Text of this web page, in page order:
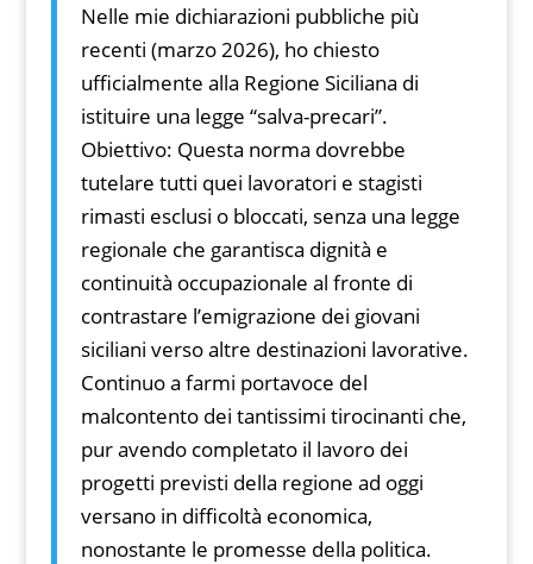
Nelle mie dichiarazioni pubbliche più
recenti (marzo 2026), ho chiesto
ufficialmente alla Regione Siciliana di
istituire una legge “salva-precari”.
Obiettivo: Questa norma dovrebbe
tutelare tutti quei lavoratori e stagisti
rimasti esclusi o bloccati, senza una legge
regionale che garantisca dignità e
continuità occupazionale al fronte di
contrastare l’emigrazione dei giovani
siciliani verso altre destinazioni lavorative.
Continuo a farmi portavoce del
malcontento dei tantissimi tirocinanti che,
pur avendo completato il lavoro dei
progetti previsti della regione ad oggi
versano in difficoltà economica,
nonostante le promesse della politica.